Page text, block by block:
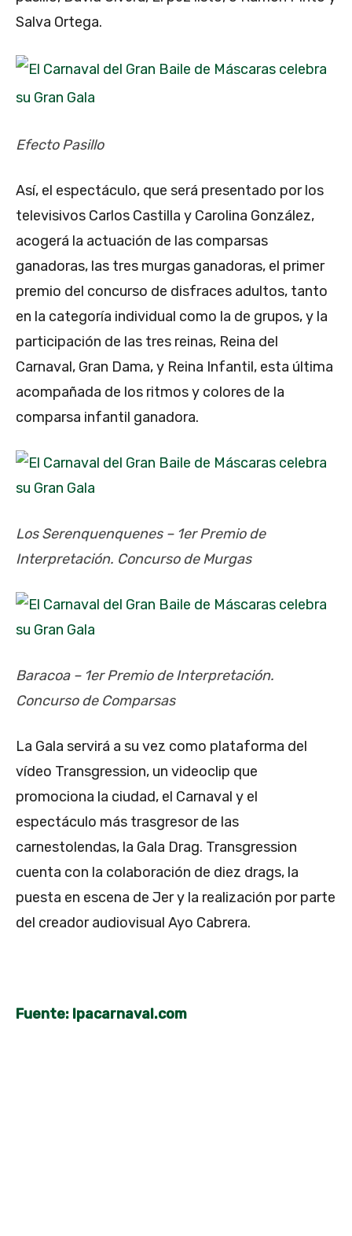
Salva Ortega.
Efecto Pasillo
Así, el espectáculo, que será presentado por los
televisivos Carlos Castilla y Carolina González,
acogerá la actuación de las comparsas
ganadoras, las tres murgas ganadoras, el primer
premio del concurso de disfraces adultos, tanto
en la categoría individual como la de grupos, y la
participación de las tres reinas, Reina del
Carnaval, Gran Dama, y Reina Infantil, esta última
acompañada de los ritmos y colores de la
comparsa infantil ganadora.
Los Serenquenquenes – 1er Premio de
Interpretación. Concurso de Murgas
Baracoa – 1er Premio de Interpretación.
Concurso de Comparsas
La Gala servirá a su vez como plataforma del
vídeo Transgression, un videoclip que
promociona la ciudad, el Carnaval y el
espectáculo más trasgresor de las
carnestolendas, la Gala Drag. Transgression
cuenta con la colaboración de diez drags, la
puesta en escena de Jer y la realización por parte
del creador audiovisual Ayo Cabrera.
Fuente: lpacarnaval.com